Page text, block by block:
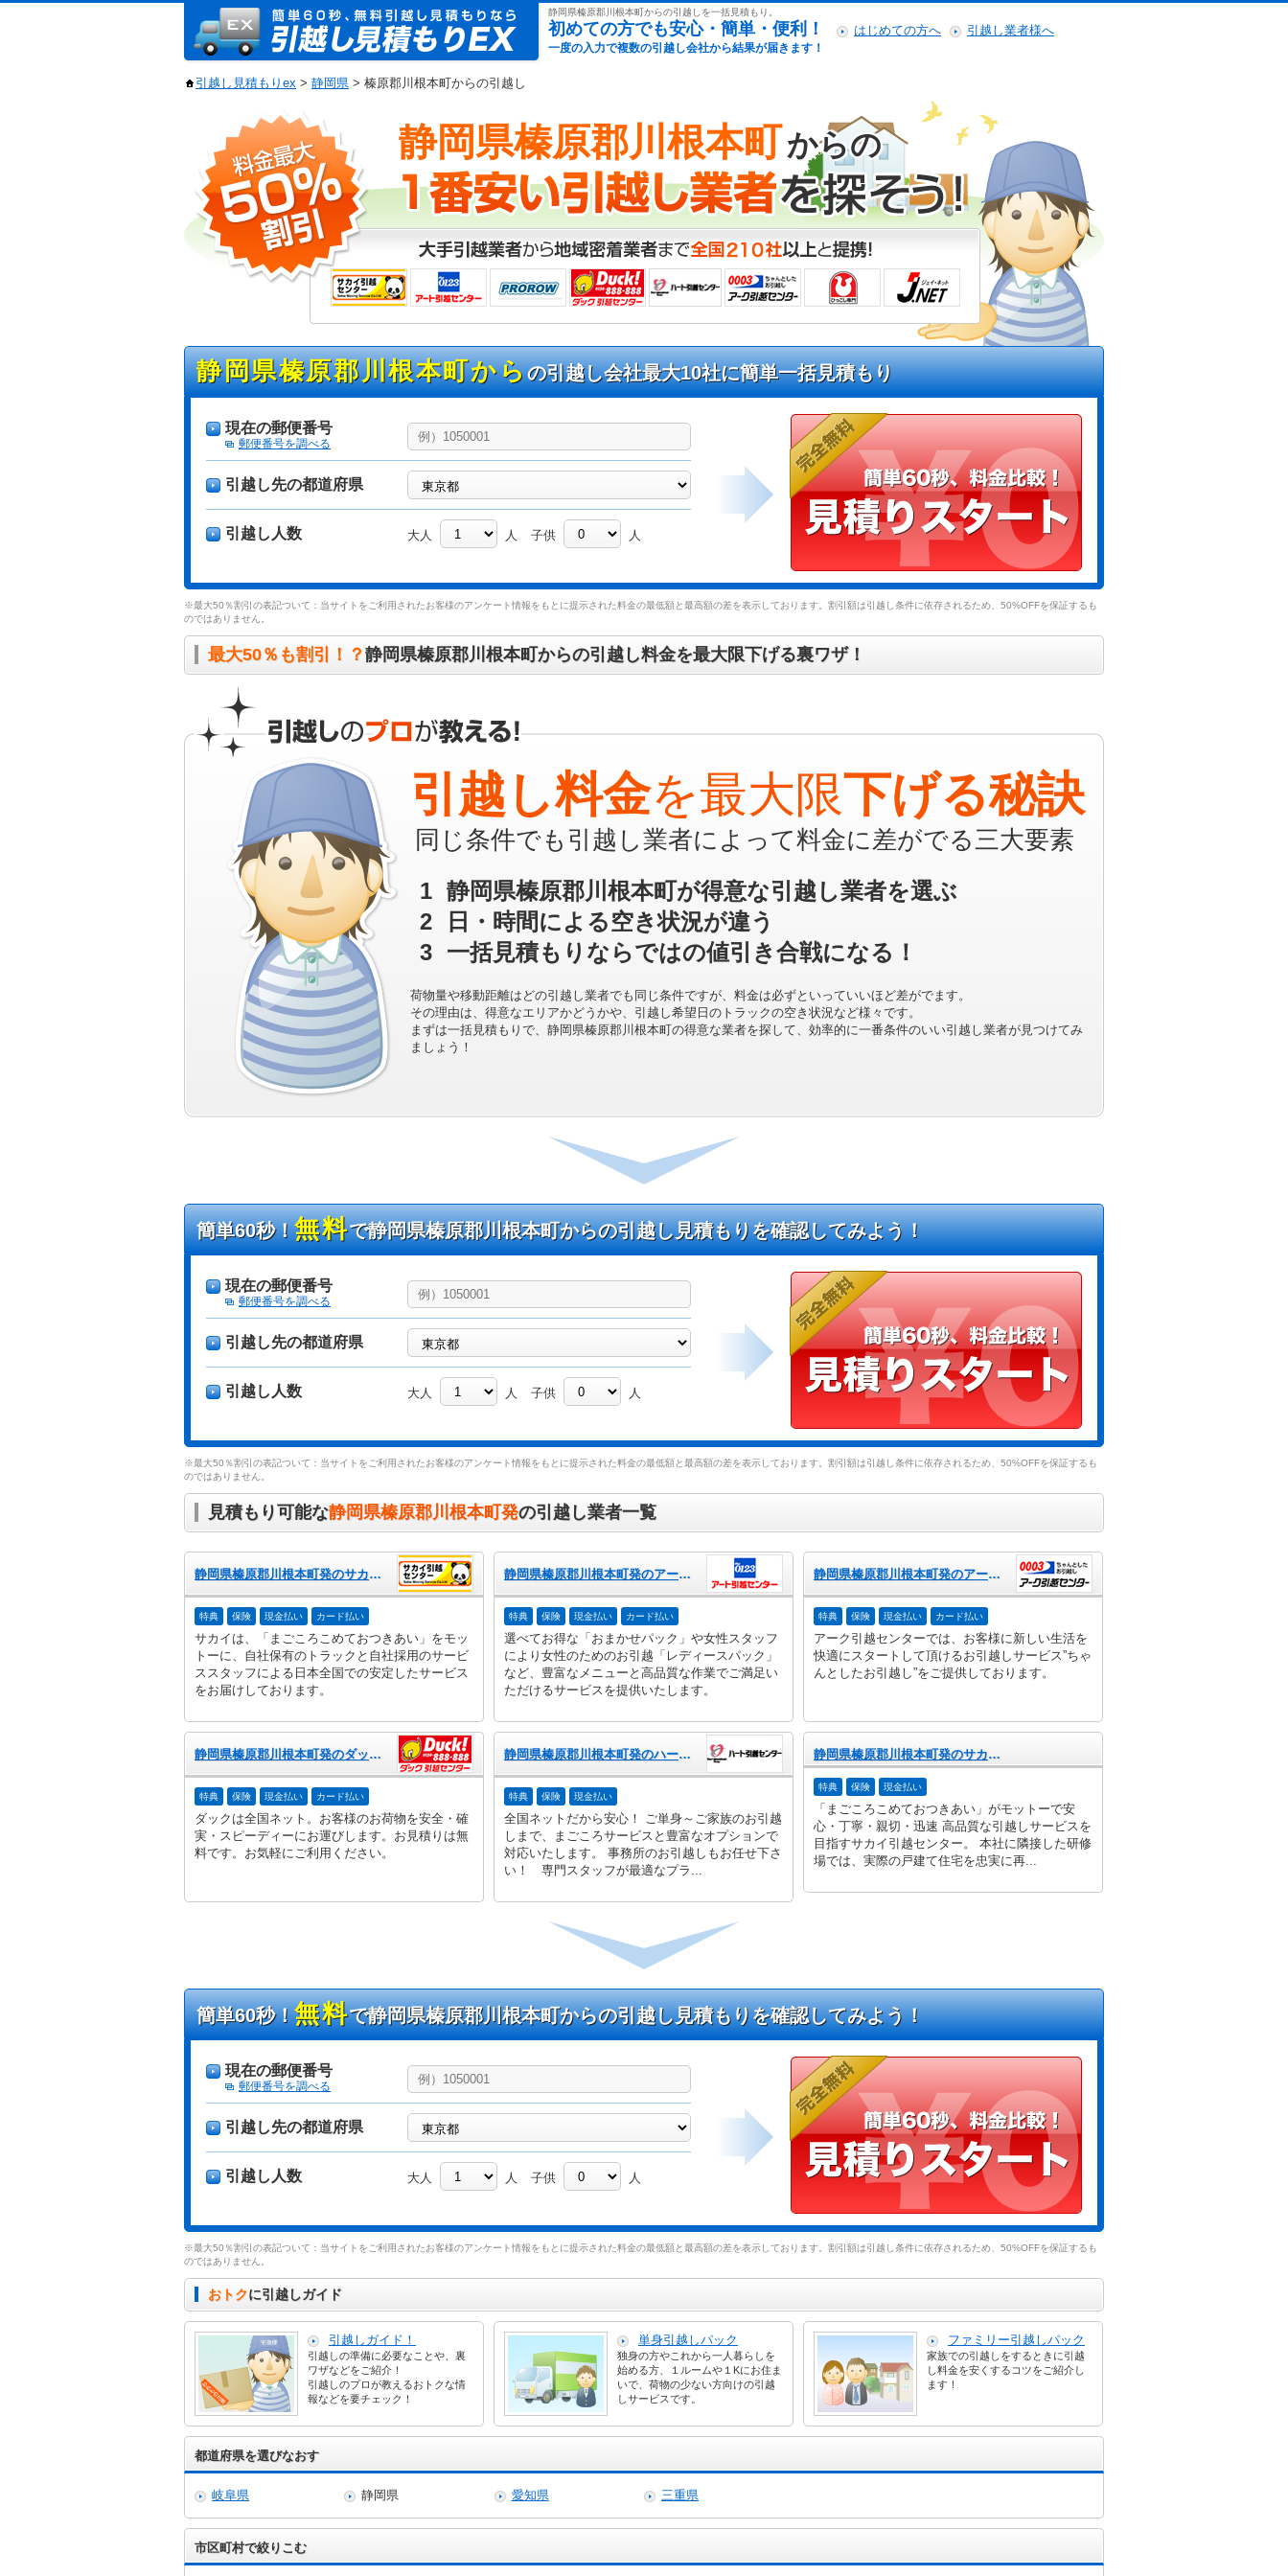
静岡県榛原郡川根本町からの引越しを一括見積もり。
引越し見積もりex
初めての方でも安心・簡単・便利！
一度の入力で複数の引越し会社から結果が届きます！
はじめての方へ 引越し業者様へ
引越し見積もりex > 静岡県 > 榛原郡川根本町からの引越し
静岡県榛原郡川根本町からの
静岡県榛原郡川根本町からの引越し会社最大10社に簡単一括見積もり
現在の郵便番号
郵便番号を調べる
引越し先の都道府県
引越し人数 大人 人 子供 人
※最大50％割引の表記ついて：当サイトをご利用されたお客様のアンケート情報をもとに提示された料金の最低額と最高額の差を表示しております。割引額は引越し条件に依存されるため、50%OFFを保証するも
のではありません。
最大50％も割引！？静岡県榛原郡川根本町からの引越し料金を最大限下げる裏ワザ！
引越し料金を最大限下げる秘訣
同じ条件でも引越し業者によって料金に差がでる三大要素
1 静岡県榛原郡川根本町が得意な引越し業者を選ぶ
2
日・時間による空き状況が違う
3 一括見積もりならではの値引き合戦になる！
荷物量や移動距離はどの引越し業者でも同じ条件ですが、料金は必ずといっていいほど差がでます。
その理由は、得意なエリアかどうかや、引越し希望日のトラックの空き状況など様々です。
まずは一括見積もりで、静岡県榛原郡川根本町の得意な業者を探して、効率的に一番条件のいい引越し業者が見つけてみ
ましょう！
簡単60秒！無料で静岡県榛原郡川根本町からの引越し見積もりを確認してみよう！
現在の郵便番号
郵便番号を調べる
引越し先の都道府県
引越し人数 大人 人 子供 人
※最大50％割引の表記ついて：当サイトをご利用されたお客様のアンケート情報をもとに提示された料金の最低額と最高額の差を表示しております。割引額は引越し条件に依存されるため、50%OFFを保証するも
のではありません。
見積もり可能な静岡県榛原郡川根本町発の引越し業者一覧
静岡県榛原郡川根本町発のサカイ引越センター
特典 保険 現金払い カード払い
サカイは、「まごころこめておつきあい」をモッ
トーに、自社保有のトラックと自社採用のサービ
ススタッフによる日本全国での安定したサービス
をお届けしております。
静岡県榛原郡川根本町発のアート引越センター
特典 保険 現金払い カード払い
選べてお得な「おまかせパック」や女性スタッフ
により女性のためのお引越「レディースパック」
など、豊富なメニューと高品質な作業でご満足い
ただけるサービスを提供いたします。
静岡県榛原郡川根本町発のアーク引越センター
特典 保険 現金払い カード払い
アーク引越センターでは、お客様に新しい生活を
快適にスタートして頂けるお引越しサービス”ちゃ
んとしたお引越し”をご提供しております。
静岡県榛原郡川根本町発のダック引越センター
特典 保険 現金払い カード払い
ダックは全国ネット。お客様のお荷物を安全・確
実・スピーディーにお運びします。お見積りは無
料です。お気軽にご利用ください。
静岡県榛原郡川根本町発のハート引越センター
特典 保険 現金払い
全国ネットだから安心！ ご単身～ご家族のお引越
しまで、まごころサービスと豊富なオプションで
対応いたします。 事務所のお引越しもお任せ下さ
い！ 専門スタッフが最適なプラ...
静岡県榛原郡川根本町発のサカイ引越センター
特典 保険 現金払い
「まごころこめておつきあい」がモットーで安
心・丁寧・親切・迅速 高品質な引越しサービスを
目指すサカイ引越センター。 本社に隣接した研修
場では、実際の戸建て住宅を忠実に再...
簡単60秒！無料で静岡県榛原郡川根本町からの引越し見積もりを確認してみよう！
現在の郵便番号
郵便番号を調べる
引越し先の都道府県
引越し人数 大人 人 子供 人
※最大50％割引の表記ついて：当サイトをご利用されたお客様のアンケート情報をもとに提示された料金の最低額と最高額の差を表示しております。割引額は引越し条件に依存されるため、50%OFFを保証するも
のではありません。
おトクに引越しガイド
引越しガイド！
引越しの準備に必要なことや、裏
ワザなどをご紹介！
引越しのプロが教えるおトクな情
報などを要チェック！
単身引越しパック
独身の方やこれから一人暮らしを
始める方、１ルームや１Kにお住ま
いで、荷物の少ない方向けの引越
しサービスです。
ファミリー引越しパック
家族での引越しをするときに引越
し料金を安くするコツをご紹介し
ます！
都道府県を選びなおす
岐阜県 静岡県 愛知県 三重県
市区町村で絞りこむ